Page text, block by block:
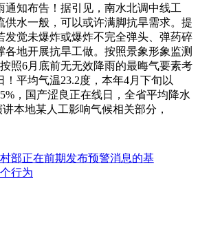
通知布告！据引见，南水北调中线工
供水一般，可以或许满脚抗旱需求。提
发觉未爆炸或爆炸不完全弹头、弹药碎
各地开展抗旱工做。按照景象形象监测
照6月底前无无效降雨的最晦气要素考
！平均气温23.2度，本年4月下旬以
，国产涩良正在线日，全省平均降水
本地某人工影响气候相关部分，
部正在前期发布预警消息的基
行为